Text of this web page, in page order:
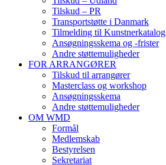
Tilskud – PR
Transportstøtte i Danmark
Tilmelding til Kunstnerkatalog
Ansøgningsskema og -frister
Andre støttemuligheder
FOR ARRANGØRER
Tilskud til arrangører
Masterclass og workshop
Ansøgningsskema
Andre støttemuligheder
OM WMD
Formål
Medlemskab
Bestyrelsen
Sekretariat